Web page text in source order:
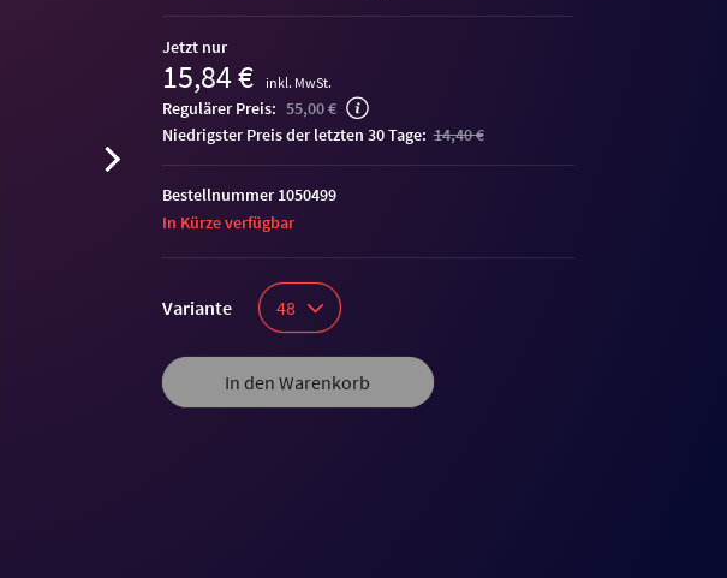
Jetzt nur
15,84 € inkl. MwSt.
Regulärer Preis: 55,00 €
niedrigster Preis der letzten 30 Tage: 14,40 €
Variante 48
In den Warenkorb
Bestellnummer 1050499
In Kürze verfügbar